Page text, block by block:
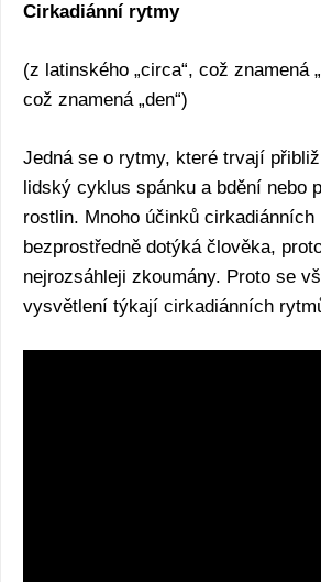
Cirkadiánní rytmy
(z latinského „circa“, což znamená
což znamená „den“)
Jedná se o rytmy, které trvají
lidský cyklus spánku a bdění nebo
rostlin. Mnoho účinků
bezprostředně dotýká člověka,
nejrozsáhleji zkoumány. Proto se
vysvětlení týkají cirkadiánních